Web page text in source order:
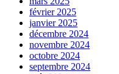
février 2025
janvier 2025
décembre 2024
novembre 2024
octobre 2024
septembre 2024